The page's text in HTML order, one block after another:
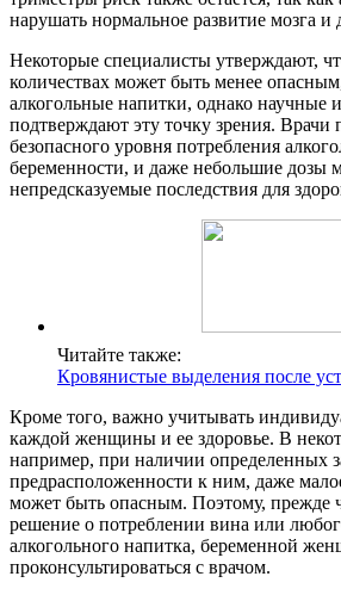
нарушать нормальное развитие мозга и
Некоторые специалисты утверждают,
количествах может быть менее
алкогольные напитки, однако научные
подтверждают эту точку зрения. Врачи
безопасного уровня потребления
беременности, и даже небольшие дозы
непредсказуемые последствия для
Читайте также:
Кровянистые выделения после
Кроме того, важно учитывать
каждой женщины и ее здоровье. В
например, при наличии определенных
предрасположенности к ним, даже
может быть опасным. Поэтому, прежде
решение о потреблении вина или
алкогольного напитка, беременной
проконсультироваться с врачом.